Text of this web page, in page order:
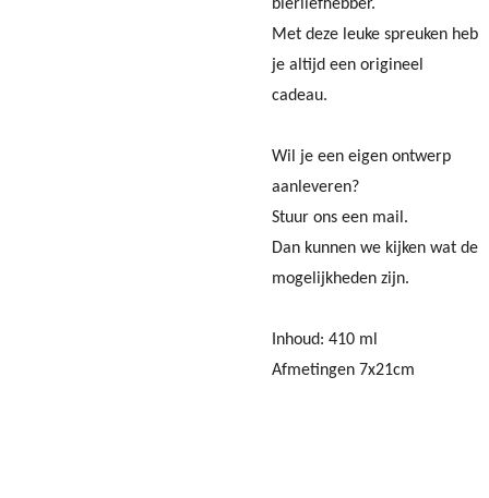
bierliefhebber.
Met deze leuke spreuken heb
je altijd een origineel
cadeau.
Wil je een eigen ontwerp
aanleveren?
Stuur ons een mail.
Dan kunnen we kijken wat de
mogelijkheden zijn.
Inhoud: 410 ml
Afmetingen 7x21cm